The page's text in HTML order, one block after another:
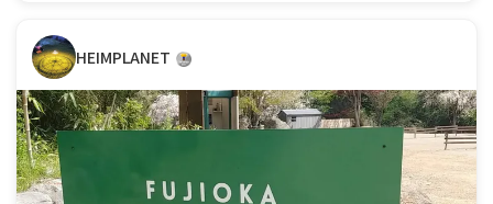
HEIMPLANET